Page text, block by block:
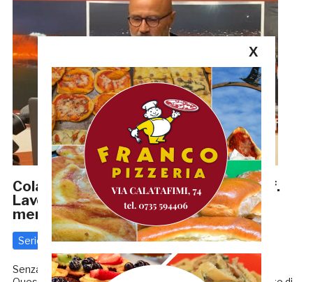
Colantuono: «L’obiettivo sono i play off.
Lavoriamo per riportare la Samb dove
merita»
Serie C 3 Gennaio 2021 diRedazione GRB
Senza proclami, ma con la chiara ambizione di far bene.
X